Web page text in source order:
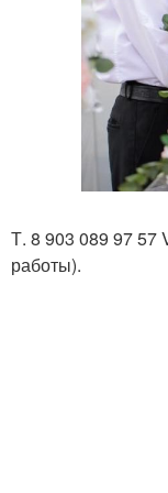
Т. 8 903 089 97 57
работы).